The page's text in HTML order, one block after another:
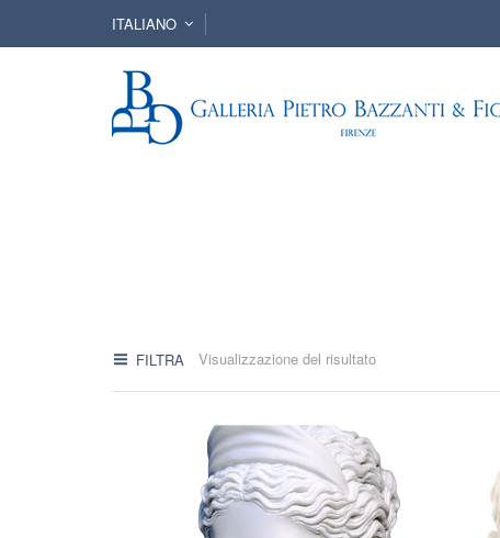
ITALIANO
FILTRA Visualizzazione del risultato